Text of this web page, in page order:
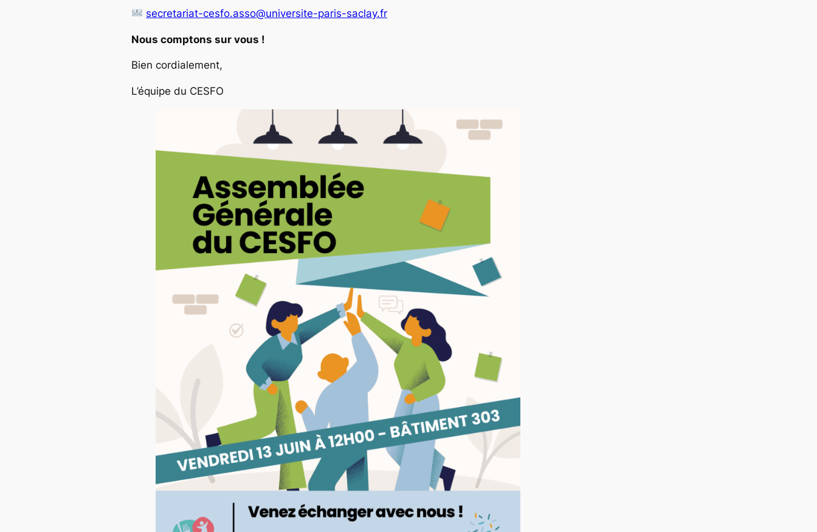
secretariat-cesfo.asso@universite-paris-saclay.fr
Nous comptons sur vous !
Bien cordialement,
L’équipe du CESFO